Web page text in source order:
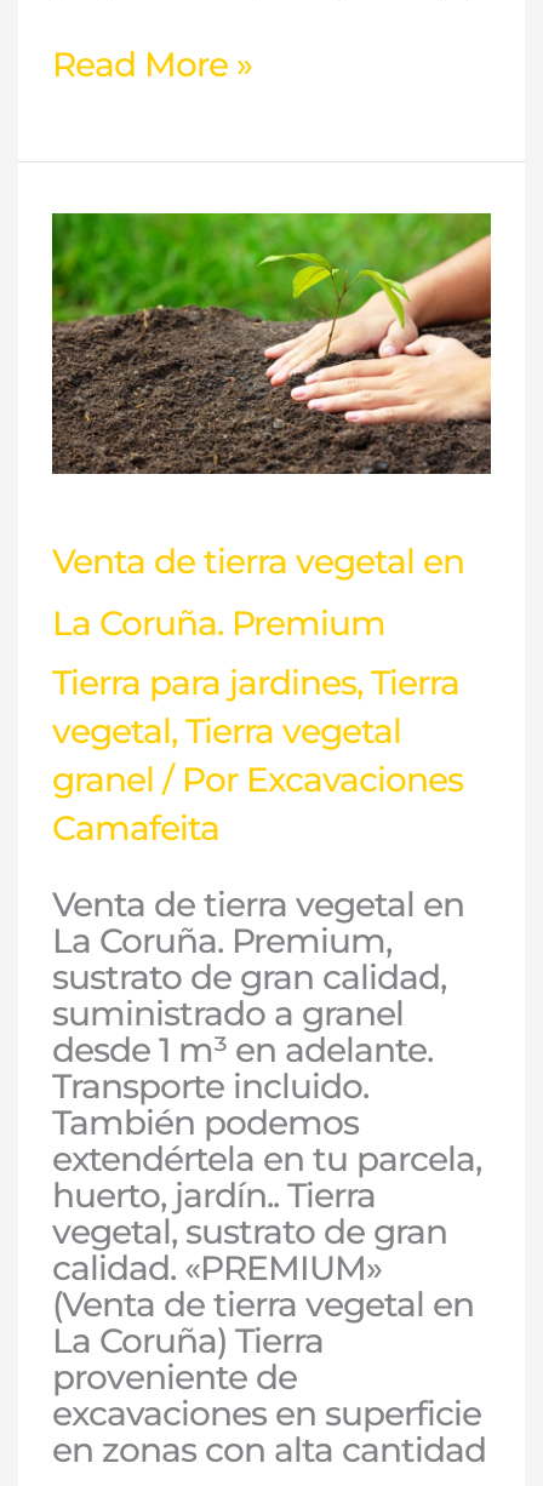
Read More »
Venta de tierra vegetal en
La Coruña. Premium
Tierra para jardines,Tierra
vegetal,Tierra vegetal
granel / Por Excavaciones
Camafeita
Venta de tierra vegetal en
La Coruña. Premium,
sustrato de gran calidad,
suministrado a granel
desde 1 m³ en adelante.
Transporte incluido.
También podemos
extendértela en tu parcela,
huerto, jardín.. Tierra
vegetal, sustrato de gran
calidad. «PREMIUM»
(Venta de tierra vegetal en
La Coruña) Tierra
proveniente de
excavaciones en superficie
en zonas con alta cantidad
Venta
de
tierra
vegetal
en
La
Coruña.
Premium